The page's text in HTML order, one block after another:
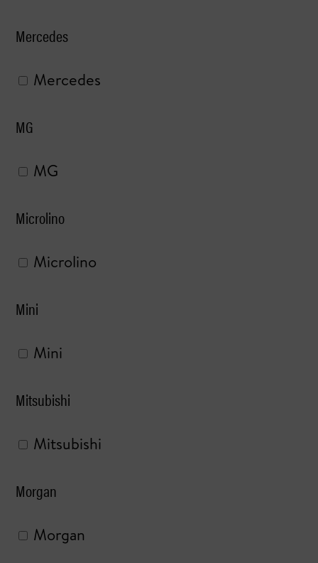
Mercedes
Mercedes
MG
MG
Microlino
Microlino
Mini
Mini
Mitsubishi
Mitsubishi
Morgan
Morgan